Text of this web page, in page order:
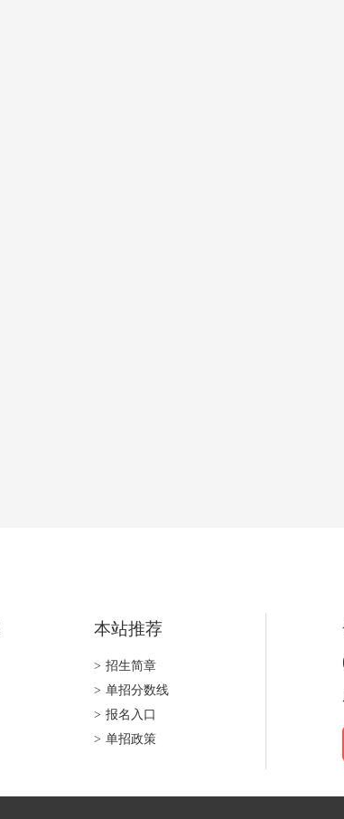
本站推荐
> 招生简章
> 单招分数线
> 报名入口
> 单招政策